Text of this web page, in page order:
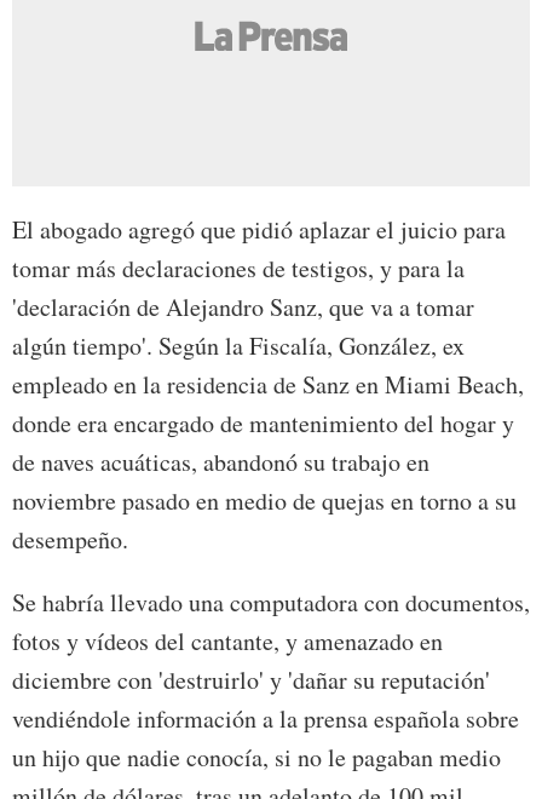
El abogado agregó que pidió aplazar el juicio para
tomar más declaraciones de testigos, y para la
'declaración de Alejandro Sanz, que va a tomar
algún tiempo'. Según la Fiscalía, González, ex
empleado en la residencia de Sanz en Miami Beach,
donde era encargado de mantenimiento del hogar y
de naves acuáticas, abandonó su trabajo en
noviembre pasado en medio de quejas en torno a su
desempeño.
Se habría llevado una computadora con documentos,
fotos y vídeos del cantante, y amenazado en
diciembre con 'destruirlo' y 'dañar su reputación'
vendiéndole información a la prensa española sobre
un hijo que nadie conocía, si no le pagaban medio